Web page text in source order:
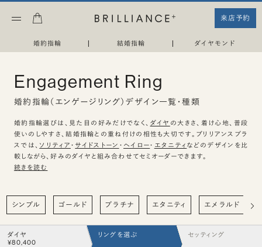
来店予約
婚約指輪 | 結婚指輪 | ダイヤモンド
Engagement Ring
婚約指輪（エンゲージリング）デザイン一覧・種類
婚約指輪選びは、見た目の好みだけでなく、 ダイヤ の大きさ、着け心地、普段
使いのしやすさ、結婚指輪との重ね付けの相性も大切です。ブリリアンスプラ
スでは、 ソリティア ・ サイドストーン ・ ヘイロー・ エタニティ などのデザインを比
較しながら、好みのダイヤと組み合わせてセミオーダーできます。
続きを読む
シンプル ゴールド プラチナ エタニティ エメラルド
ダイヤ
¥80,400
リングを選ぶ セッティング